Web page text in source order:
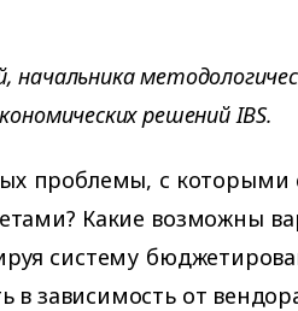
решений IBS.
проблемы, с которыми
Какие возможны
систему
в зависимость от